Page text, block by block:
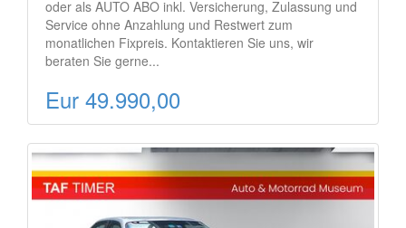
oder als AUTO ABO inkl. Versicherung, Zulassung und
Service ohne Anzahlung und Restwert zum
monatlichen Fixpreis. Kontaktieren Sie uns, wir
beraten Sie gerne...
Eur 49.990,00